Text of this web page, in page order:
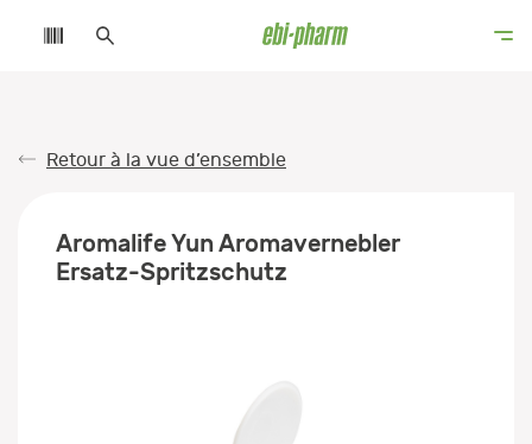
Retour à la vue d’ensemble
Aromalife Yun Aromavernebler
Ersatz-Spritzschutz